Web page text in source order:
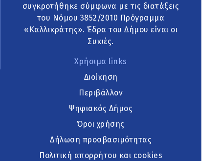
συγκροτήθηκε σύμφωνα με τις διατάξεις
του Νόμου 3852/2010 Πρόγραμμα
«Καλλικράτης». Έδρα του Δήμου είναι οι
Συκιές.
Χρήσιμα links
Διοίκηση
Περιβάλλον
Ψηφιακός Δήμος
Όροι χρήσης
Δήλωση προσβασιμότητας
Πολιτική απορρήτου και cookies